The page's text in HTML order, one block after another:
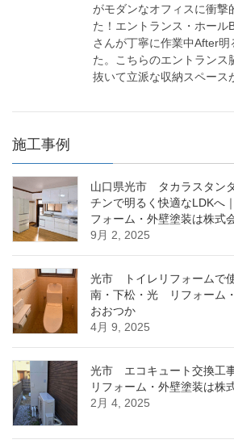
がモダンなオフィスに衝撃
た！エントランス・ホール
さんが丁寧に作業中After
た。こちらのエントランス
抜いて立派な収納スペース
施工事例
山口県光市 タカラスタン
チンで明るく快適なLDKへ
フォーム・外壁塗装は株式
9月 2, 2025
光市 トイレリフォームで
南・下松・光 リフォーム
おおつか
4月 9, 2025
光市 エコキュート交換工
リフォーム・外壁塗装は株
2月 4, 2025